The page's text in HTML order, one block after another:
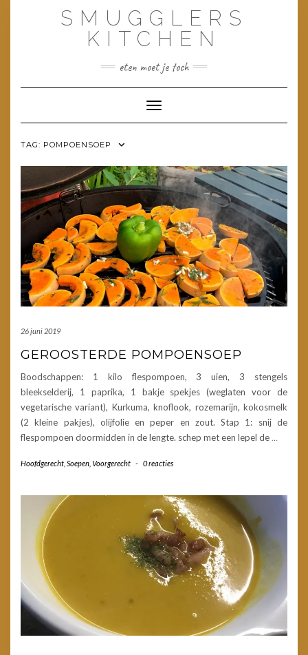
SMUGGLERS
KITCHEN
eten moet je toch
Toggle navigatie
TAG: POMPOENSOEP
26 juni 2019
GEROOSTERDE POMPOENSOEP
Boodschappen: 1 kilo flespompoen, 3 uien, 3 stengels
bleekselderij, 1 paprika, 1 bakje spekjes (weglaten voor de
vegetarische variant), Kurkuma, knoflook, rozemarijn, kokosmelk
(2 kleine pakjes), olijfolie en peper en zout. Stap 1: snij de
flespompoen doormidden in de lengte. schep met een lepel de…
Hoofdgerecht Soepen Voorgerecht - 0 reacties